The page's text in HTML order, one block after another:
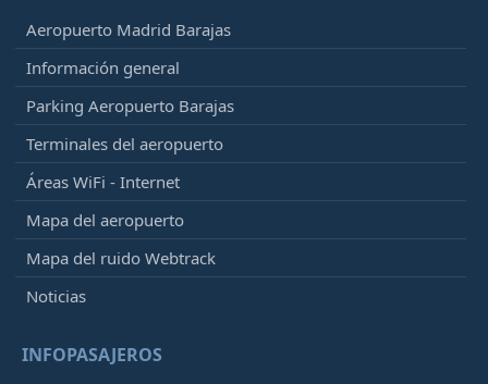
Aeropuerto Madrid Barajas
Información general
Parking Aeropuerto Barajas
Terminales del aeropuerto
Áreas WiFi - Internet
Mapa del aeropuerto
Mapa del ruido Webtrack
Noticias
INFOPASAJEROS